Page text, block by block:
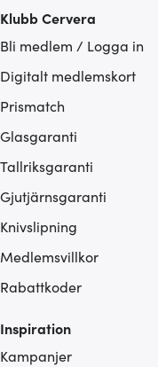
Klubb Cervera
Bli medlem / Logga in
Digitalt medlemskort
Prismatch
Glasgaranti
Tallriksgaranti
Gjutjärnsgaranti
Knivslipning
Medlemsvillkor
Rabattkoder
Inspiration
Kampanjer